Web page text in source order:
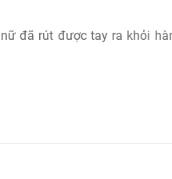
đã rút được tay ra khỏi